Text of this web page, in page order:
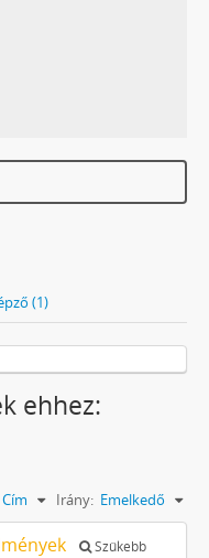
(1)
ehhez:
Cím Irány: Emelkedő
Szűkebb